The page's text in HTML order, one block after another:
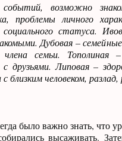
возможно
проблемы личного
статуса.
Дубовая – семейные
семьи. Тополиная
друзьями. Липовая –
близким человеком,
было важно знать, что
высаживать.